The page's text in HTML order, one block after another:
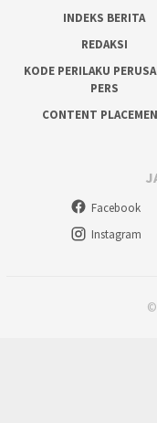
INDEKS BERITA
REDAKSI
KODE PERILAKU
PERS
CONTENT
Facebook
Instagram
©